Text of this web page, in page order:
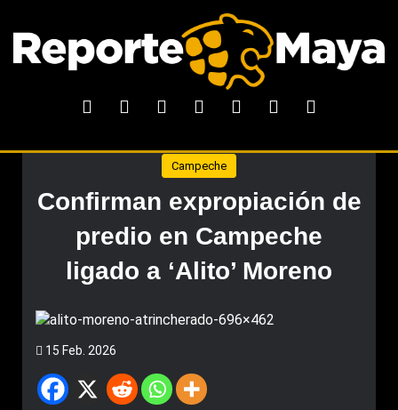
Campeche
Confirman expropiación de
predio en Campeche
ligado a ‘Alito’ Moreno
15 Feb. 2026